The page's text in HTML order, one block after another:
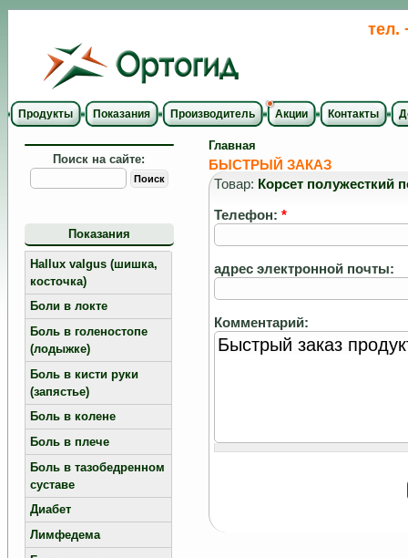
тел.
Продукты Показания Производитель Акции Контакты
Поиск на сайте:
Показания
Hallux valgus (шишка,
косточка)
Боли в локте
Боль в голеностопе
(лодыжке)
Боль в кисти руки
(запястье)
Боль в колене
Боль в плече
Боль в тазобедренном
суставе
Диабет
Лимфедема
Главная
БЫСТРЫЙ ЗАКАЗ
Товар: Корсет полужесткий
Телефон: *
адрес электронной почты:
Комментарий: